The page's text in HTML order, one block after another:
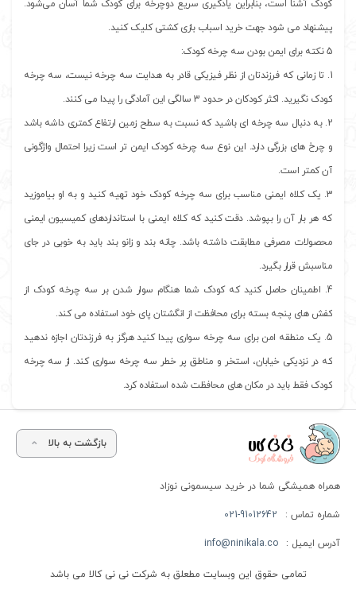
کودک آشنا است، بنابراین یادگیری سریع دوچرخه برای کودک شما آسان می‌شود.
پیشنهاد می شود جهت خرید اسباب بازی کشتی کلیک کنید.
5 نکته برای ایمن بودن سه چرخه کودک:
1. تا زمانی که فرزندتان از نظر فیزیکی قادر به هدایت سه چرخه نیست، سه چرخه
کودک نگیرید. اکثر کودکان در حدود 3 سالگی این آمادگی را پیدا می کنند.
2. به دنبال سه چرخه ای باشید که نسبت به سطح زمین ارتفاع کمتری داشه باشد
و چرخ های بزرگی دارد. این نوع سه چرخه کودک ایمن تر است زیرا احتمال واژگونی
آن کمتر است.
3. یک کلاه ایمنی مناسب برای سه چرخه کودک خود تهیه کنید و به او بیاموزید
که هر بار آن را بپوشد. دقت کنید که کلاه ایمنی با استانداردهای کمیسیون ایمنی
محصولات مصرفی مطابقت داشته باشد. چانه بند و زانو بند باید به خوبی در جای
مناسبش قرار بگیرد.
4. اطمینان حاصل کنید که کودک شما هنگام سوار شدن بر سه چرخه کودک از
کفش های پنجه بسته برای محافظت از انگشتان پای خود استفاده می کند.
5. یک منطقه امن برای سه چرخه سواری پیدا کنید هرگز به فرزندتان اجازه ندهید
که در نزدیکی خیابان، استخر و مناطق پر خطر سه چرخه سواری کند. از سه چرخه
کودک فقط باید در مکان های محافظت شده استفاده کرد.
بازگشت به بالا
همراه همیشگی شما در خرید سیسمونی نوزاد
شماره تماس : 021-91012642
آدرس ایمیل : info@ninikala.co
تمامی حقوق این وبسایت مطعلق به شرکت نی نی کالا می باشد